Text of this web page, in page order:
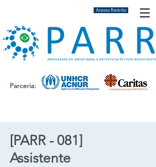
Acesso Restrito
Parceria:
[PARR - 081]
Assistente